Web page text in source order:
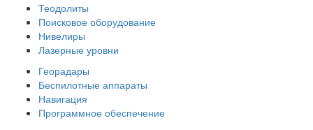
Теодолиты
Поисковое оборудование
Нивелиры
Лазерные уровни
Георадары
Беспилотные аппараты
Навигация
Программное обеспечение